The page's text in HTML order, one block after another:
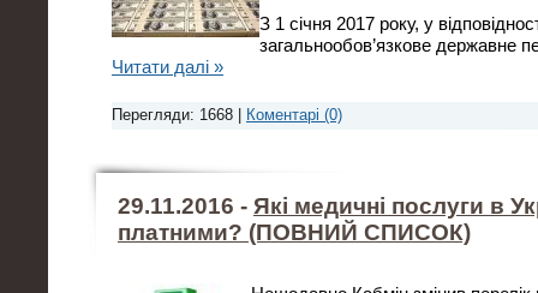
З 1 січня 2017 року, у
загальнообов’язкове державне
Читати далі »
Перегляди: 1668 | Коментарі (0)
29.11.2016 - Які медичні послуги в
платними? (ПОВНИЙ СПИСОК)